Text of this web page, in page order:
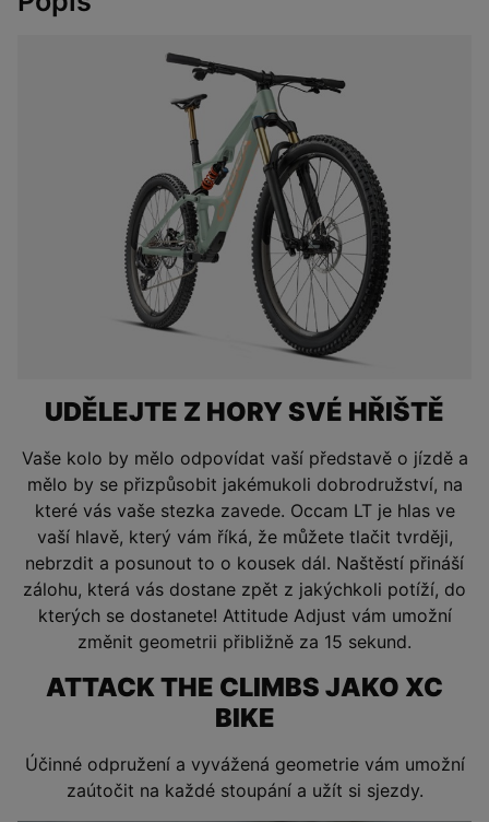
UDĚLEJTE Z HORY SVÉ HŘIŠTĚ
Vaše kolo by mělo odpovídat vaší představě o jízdě a
mělo by se přizpůsobit jakémukoli dobrodružství, na
které vás vaše stezka zavede. Occam LT je hlas ve
vaší hlavě, který vám říká, že můžete tlačit tvrději,
nebrzdit a posunout to o kousek dál. Naštěstí přináší
zálohu, která vás dostane zpět z jakýchkoli potíží, do
kterých se dostanete! Attitude Adjust vám umožní
změnit geometrii přibližně za 15 sekund.
ATTACK THE CLIMBS JAKO XC
BIKE
Účinné odpružení a vyvážená geometrie vám umožní
zaútočit na každé stoupání a užít si sjezdy.